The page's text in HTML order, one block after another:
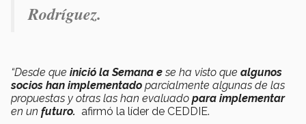
Rodríguez.
“Desde que inició la Semana ese ha visto que algunos
socios han implementado parcialmente algunas de las
propuestas y otras las han evaluado para implementar
en un futuro. afirmó la líder de CEDDIE.